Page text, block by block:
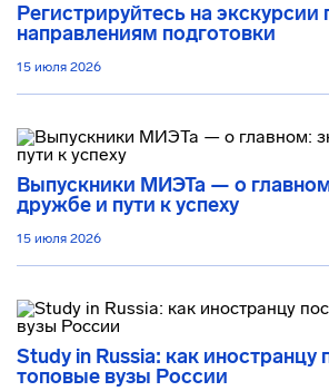
Регистрируйтесь на экскурсии
направлениям подготовки
15 июля 2026
Выпускники МИЭТа — о
дружбе и пути к успеху
15 июля 2026
Study in Russia: как иностранцу
топовые вузы России